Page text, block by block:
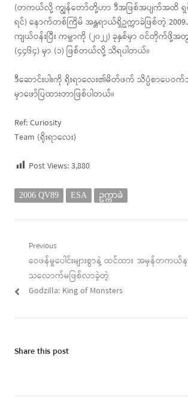
(တကယ်လို့ ကျွန်တော်တို့ဟာ ဒီအဖြစ်အပျက်အထိ
ရင်) နောက်တစ်ကြိမ် အန္တရာယ်ရှိဥက္ကာခဲဖြစ်တဲ့
ကျယ်ဝန်းပြီး ကမ္ဘာကို (၂၀၂၂) ခုနှစ်မှာ ဝင်တိုက်ဖို့
(၄၄၆၄) မှာ (၁) ဖြစ်တယ်လို့ သိရပါတယ်။
ဒီဆောင်းပါးကို ရိုးရာလေး၏မိတ်ဖက် သိပ္ပံစာပေ
မှာဖော်ပြထားတာဖြစ်ပါတယ်။
Ref: Curiosity
Team (ရိုးရာလေး)
Post Views:3,880
2006 QV89 ESA ဥက္ကာခဲ
Post
navigation
Previous
Previous
post:
ဝေဖန်မှုပေါင်းများစွာနဲ့ ထင်ထား
သလောက်မဖြစ်လာခဲ့တဲ့
Godzilla: King of Monsters
Next
အမှန်တကယ်န
Share this post